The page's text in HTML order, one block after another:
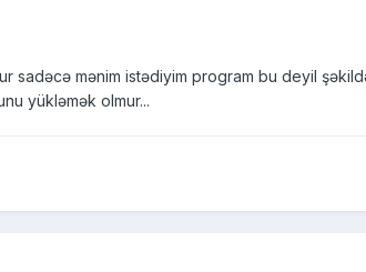
mənim istədiyim program bu deyil
yükləmək olmur...